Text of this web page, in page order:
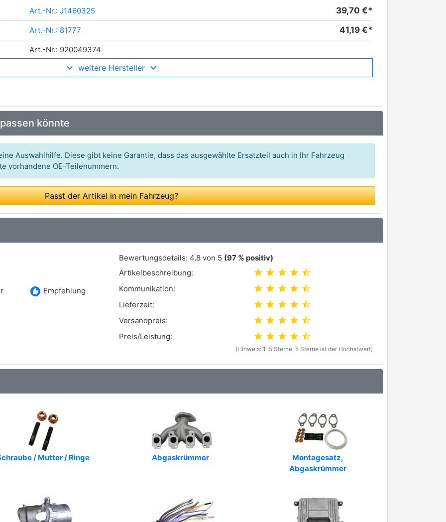
Art.-Nr.: J1460325 39,70 €*
Art.-Nr.: 81777 41,19 €*
Art.-Nr.: 920049374
Art.-Nr.: ADG07062
Art.-Nr.: ES1107111B1
Art.-Nr.: 570221
Art.-Nr.: 10.8185
Art.-Nr.: 90378
Art.-Nr.: 7481777
Art.-Nr.: 64780
Art.-Nr.: 600000039440
weitere Hersteller
könnte
Auswahlhilfe. Diese gibt keine Garantie, dass das ausgewählte Ersatzteil auch in Ihr Fahrzeug
vorhandene OE-Teilenummern.
Passt der Artikel in mein Fahrzeug?
recommend Empfehlung
Bewertungsdetails: 4,8 von 5 (97 % positiv)
Artikelbeschreibung:
star star star star star_half
Kommunikation: star star star star star_half
Lieferzeit: star star star star star_half
Versandpreis: star star star star star_half
Preis/Leistung: star star star star star_half
(Hinweis: 1-5 Sterne, 5 Sterne ist der Höchstwert)
/ Mutter / Ringe Abgaskrümmer
Montagesatz,
Abgaskrümmer